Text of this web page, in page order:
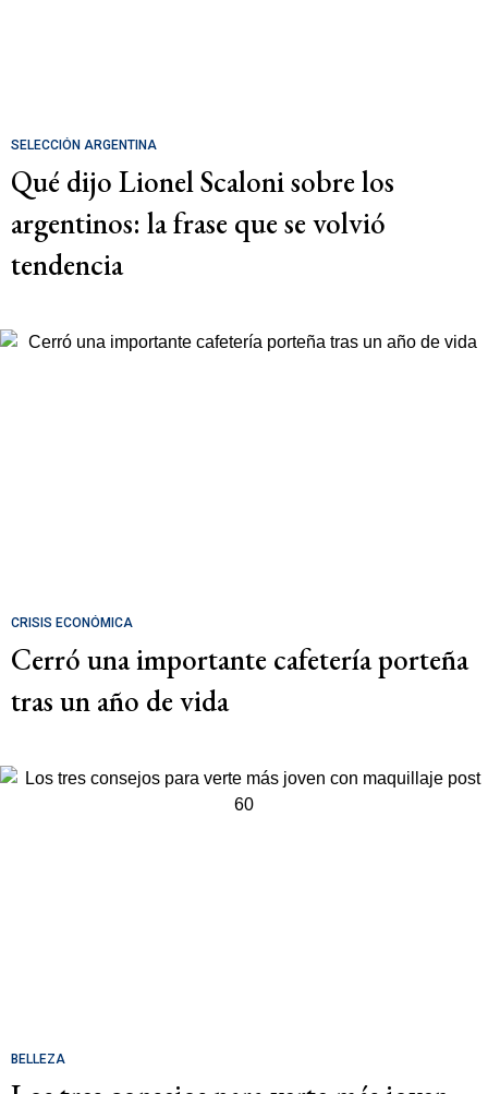
SELECCIÓN ARGENTINA
Qué dijo Lionel Scaloni sobre los
argentinos: la frase que se volvió
tendencia
CRISIS ECONÓMICA
Cerró una importante cafetería porteña
tras un año de vida
BELLEZA